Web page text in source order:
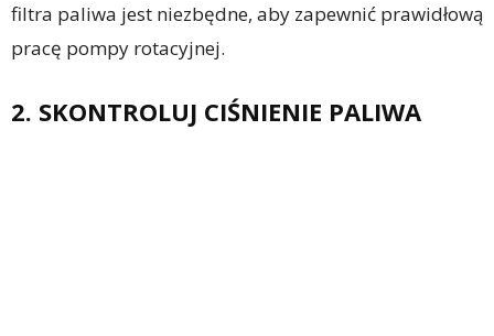
filtra paliwa jest niezbędne, aby zapewnić prawidłową
pracę pompy rotacyjnej.
2. SKONTROLUJ CIŚNIENIE PALIWA